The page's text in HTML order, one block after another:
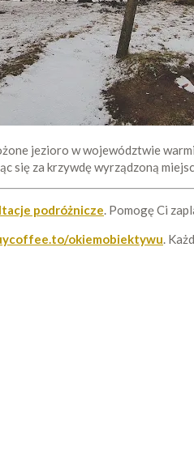
jezioro w województwie
się za krzywdę wyrządzoną
podróżnicze. Pomogę Ci
okiemobiektywu.